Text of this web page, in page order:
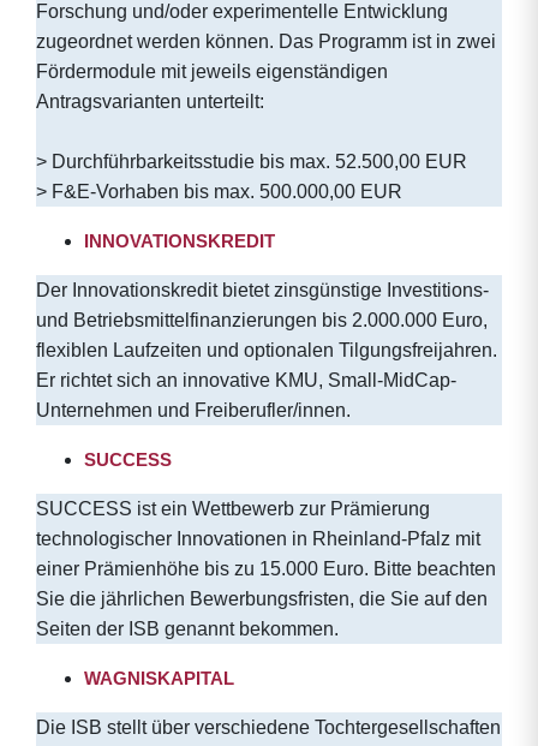
Forschung und/oder experimentelle Entwicklung
zugeordnet werden können. Das Programm ist in zwei
Fördermodule mit jeweils eigenständigen
Antragsvarianten unterteilt:
> Durchführbarkeitsstudie bis max. 52.500,00 EUR
> F&E-Vorhaben bis max. 500.000,00 EUR
INNOVATIONSKREDIT
Der Innovationskredit bietet zinsgünstige Investitions-
und Betriebsmittelfinanzierungen bis 2.000.000 Euro,
flexiblen Laufzeiten und optionalen Tilgungsfreijahren.
Er richtet sich an innovative KMU, Small-MidCap-
Unternehmen und Freiberufler/innen.
SUCCESS
SUCCESS ist ein Wettbewerb zur Prämierung
technologischer Innovationen in Rheinland-Pfalz mit
einer Prämienhöhe bis zu 15.000 Euro. Bitte beachten
Sie die jährlichen Bewerbungsfristen, die Sie auf den
Seiten der ISB genannt bekommen.
WAGNISKAPITAL
Die ISB stellt über verschiedene Tochtergesellschaften